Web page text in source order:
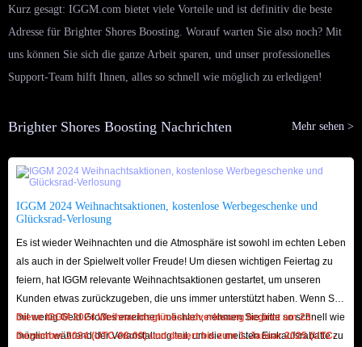
Kurz gesagt: IGGM.com bietet viele Vorteile und ist definitiv die beste
Adresse für Brighter Shores Boosting. Worauf warten Sie also noch? Mit
uns können Sie sich die ganze Arbeit sparen, und unser professionelles
Support-Team hilft Ihnen, alles so schnell wie möglich zu erledigen!
Brighter Shores Boosting Nachrichten Mehr sehen >
IGGM 2024 Weihnachtsaktionen, kostenlose Werbegeschenke und
Glücksrad-Verlosung
Es ist wieder Weihnachten und die Atmosphäre ist sowohl im echten Leben
als auch in der Spielwelt voller Freude! Um diesen wichtigen Feiertag zu
feiern, hat IGGM relevante Weihnachtsaktionen gestartet, um unseren
Kunden etwas zurückzugeben, die uns immer unterstützt haben. Wenn Sie
mit wenig Geld Großes erreichen möchten, nehmen Sie bitte so schnell wie
möglich während der Veranstaltung teil, um die meisten Einkaufsrabatte zu
Diese IGGM 2024 Weihnachtsglücksradverlosung beginnt am 23.
Dezember 2024 (UTC-08:00) und dauert bis zum 1. Januar 2025 (UTC-